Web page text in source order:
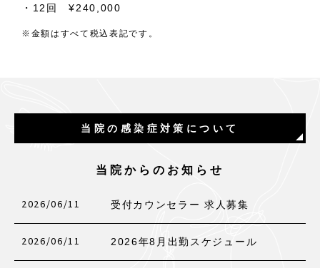
・12回 ¥240,000
※金額はすべて税込表記です。
当院の感染症対策について
当院からのお知らせ
2026/06/11 受付カウンセラー 求人募集
2026/06/11 2026年8月出勤スケジュール